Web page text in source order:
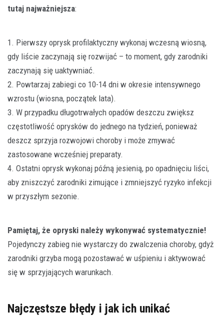
tutaj najważniejsza:
1. Pierwszy oprysk profilaktyczny wykonaj wczesną wiosną,
gdy liście zaczynają się rozwijać – to moment, gdy zarodniki
zaczynają się uaktywniać.
2. Powtarzaj zabiegi co 10-14 dni w okresie intensywnego
wzrostu (wiosna, początek lata).
3. W przypadku długotrwałych opadów deszczu zwiększ
częstotliwość oprysków do jednego na tydzień, ponieważ
deszcz sprzyja rozwojowi choroby i może zmywać
zastosowane wcześniej preparaty.
4. Ostatni oprysk wykonaj późną jesienią, po opadnięciu liści,
aby zniszczyć zarodniki zimujące i zmniejszyć ryzyko infekcji
w przyszłym sezonie.
Pamiętaj, że opryski należy wykonywać systematycznie!
Pojedynczy zabieg nie wystarczy do zwalczenia choroby, gdyż
zarodniki grzyba mogą pozostawać w uśpieniu i aktywować
się w sprzyjających warunkach.
Najczęstsze błędy i jak ich unikać